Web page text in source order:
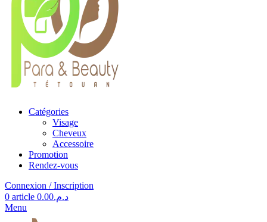
Catégories
Visage
Cheveux
Accessoire
Promotion
Rendez-vous
Connexion / Inscription
0 article د.م.0.00
Menu